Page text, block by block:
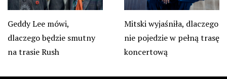
Geddy Lee mówi,
dlaczego będzie smutny
na trasie Rush
Mitski wyjaśniła, dlaczego
nie pojedzie w pełną trasę
koncertową